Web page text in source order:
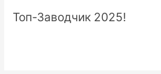
Топ-Заводчик 2025!